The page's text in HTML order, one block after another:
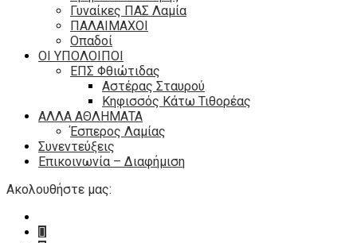
Γυναίκες ΠΑΣ Λαμία
ΠΑΛΑΙΜΑΧΟΙ
Οπαδοί
ΟΙ ΥΠΟΛΟΙΠΟΙ
ΕΠΣ Φθιώτιδας
Αστέρας Σταυρού
Κηφισσός Κάτω Τιθορέας
ΑΛΛΑ ΑΘΛΗΜΑΤΑ
Έσπερος Λαμίας
Συνεντεύξεις
Επικοινωνία – Διαφήμιση
Ακολουθήστε μας: